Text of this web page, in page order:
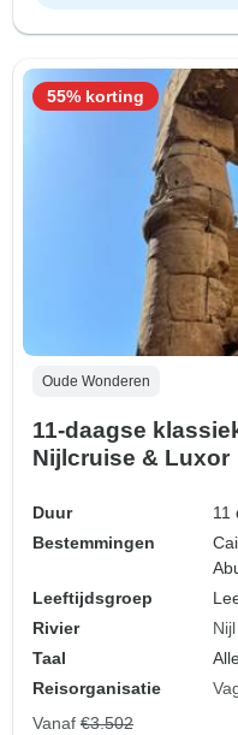
Oude Wonderen
11-daagse
Nijlcruise & Luxor
Duur
11
Bestemmingen
Leeftijdsgroep
Rivier
Nijl
Taal
Reisorganisatie
55% korting
Vanaf €3.502